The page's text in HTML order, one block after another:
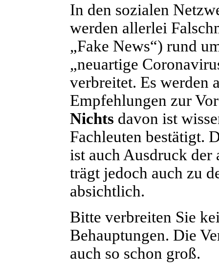
In den sozialen
werden allerlei
„Fake News“) rund
„neuartige
verbreitet. Es werden
Empfehlungen zur
Nichts davon ist
Fachleuten bestätigt.
ist auch Ausdruck der
trägt jedoch auch zu
absichtlich.
Bitte verbreiten Sie
Behauptungen. Die
auch so schon groß.